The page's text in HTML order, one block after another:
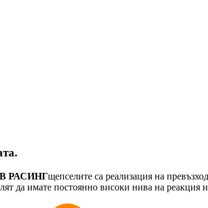
РАСИНГщепселите са реализация на
да имате постоянно високи нива на реакция